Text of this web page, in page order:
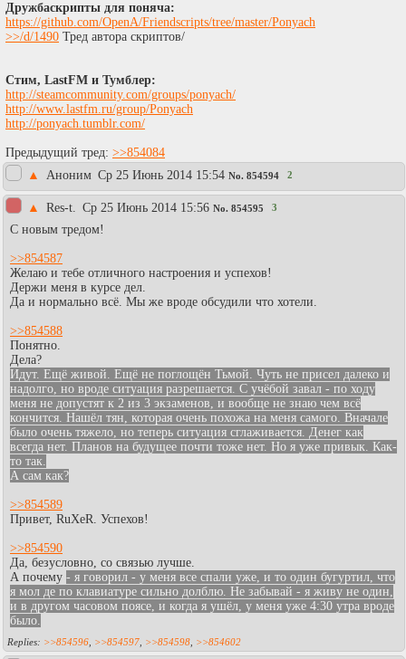
Дружбаскрипты для поняча:
https://github.com/OpenA/Friendscripts/tree/master/Ponyach
>>/d/1490 Тред автора скриптов/
Стим, LastFM и Тумблер:
http://steamcommunity.com/grou​ps/ponyach/
http://www.lastfm.ru/group/Ponyach
http://ponyach.tumblr.com/
Предыдущий тред: >>854084
▲
Аноним Ср 25 Июнь 2014 15:54 No. 854594 2
▲ Res-t. Ср 25 Июнь 2014 15:56 No. 854595 3
С новым тредом!
>>854587
Желаю и тебе отличного настроения и успехов!
Держи меня в курсе дел.
Да и нормально всё. Мы же вроде обсудили что хотели.
>>854588
Понятно.
Дела?
Идут. Ещё живой. Ещё не поглощён Тьмой. Чуть не присел далеко и
надолго, но вроде ситуация разрешается. С учёбой завал - по ходу
меня не допустят к 2 из 3 экзаменов, и вообще не знаю чем всё
кончится. Нашёл тян, которая очень похожа на меня самого. Вначале
было очень тяжело, но теперь ситуация сглаживается. Денег как
всегда нет. Планов на будущее почти тоже нет. Но я уже привык. Как-
то так.
А сам как?
>>854589
Привет, RuXeR. Успехов!
>>854590
Да, безусловно, со связью лучше.
А почему - я говорил - у меня все спали уже, и то один бугуртил, что
я мол де по клавиатуре сильно долблю. Не забывай - я живу не один,
и в другом часовом поясе, и когда я ушёл, у меня уже 4:30 утра вроде
было.
>>854596 >>854597 >>854598 >>854602